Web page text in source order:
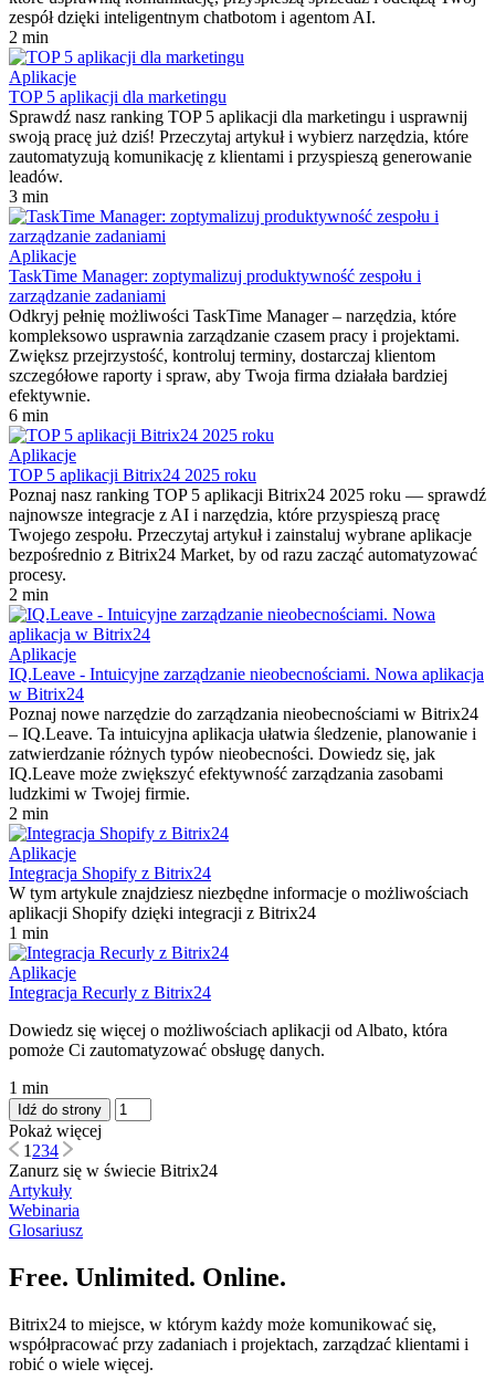
zespół dzięki inteligentnym chatbotom i agentom AI.
2 min
Aplikacje
TOP 5 aplikacji dla marketingu
Sprawdź nasz ranking TOP 5 aplikacji dla marketingu i usprawnij
swoją pracę już dziś! Przeczytaj artykuł i wybierz narzędzia, które
zautomatyzują komunikację z klientami i przyspieszą generowanie
leadów.
3 min
Aplikacje
TaskTime Manager: zoptymalizuj produktywność zespołu i
zarządzanie zadaniami
Odkryj pełnię możliwości TaskTime Manager – narzędzia, które
kompleksowo usprawnia zarządzanie czasem pracy i projektami.
Zwiększ przejrzystość, kontroluj terminy, dostarczaj klientom
szczegółowe raporty i spraw, aby Twoja firma działała bardziej
efektywnie.
6 min
Aplikacje
TOP 5 aplikacji Bitrix24 2025 roku
Poznaj nasz ranking TOP 5 aplikacji Bitrix24 2025 roku — sprawdź
najnowsze integracje z AI i narzędzia, które przyspieszą pracę
Twojego zespołu. Przeczytaj artykuł i zainstaluj wybrane aplikacje
bezpośrednio z Bitrix24 Market, by od razu zacząć automatyzować
procesy.
2 min
Aplikacje
IQ.Leave - Intuicyjne zarządzanie nieobecnościami. Nowa aplikacja
w Bitrix24
Poznaj nowe narzędzie do zarządzania nieobecnościami w Bitrix24
– IQ.Leave. Ta intuicyjna aplikacja ułatwia śledzenie, planowanie i
zatwierdzanie różnych typów nieobecności. Dowiedz się, jak
IQ.Leave może zwiększyć efektywność zarządzania zasobami
ludzkimi w Twojej firmie.
2 min
Aplikacje
Integracja Shopify z Bitrix24
W tym artykule znajdziesz niezbędne informacje o możliwościach
aplikacji Shopify dzięki integracji z Bitrix24
1 min
Aplikacje
Integracja Recurly z Bitrix24
Dowiedz się więcej o możliwościach aplikacji od Albato, która
pomoże Ci zautomatyzować obsługę danych.
1 min
Idź do strony
Pokaż więcej
1 234
Zanurz się w świecie Bitrix24
Artykuły
Webinaria
Glosariusz
Free. Unlimited. Online.
Bitrix24 to miejsce, w którym każdy może komunikować się,
współpracować przy zadaniach i projektach, zarządzać klientami i
robić o wiele więcej.